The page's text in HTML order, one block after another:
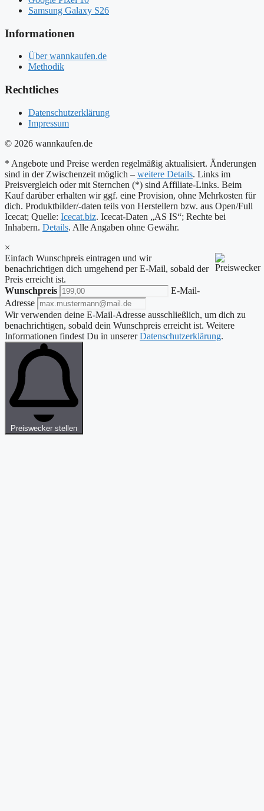
Samsung Galaxy S26
Informationen
Über wannkaufen.de
Methodik
Rechtliches
Datenschutzerklärung
Impressum
© 2026 wannkaufen.de
* Angebote und Preise werden regelmäßig aktualisiert. Änderungen
sind in der Zwischenzeit möglich – weitere Details. Links im
Preisvergleich oder mit Sternchen (*) sind Affiliate-Links. Beim
Kauf darüber erhalten wir ggf. eine Provision, ohne Mehrkosten für
dich. Produktbilder/-daten teils von Herstellern bzw. aus Open/Full
Icecat; Quelle: Icecat.biz. Icecat-Daten „AS IS“; Rechte bei
Inhabern. Details. Alle Angaben ohne Gewähr.
×
Einfach Wunschpreis eintragen und wir
benachrichtigen dich umgehend per E-Mail, sobald der
Preis erreicht ist.
Wunschpreis
E-Mail-
Adresse
Wir verwenden deine E-Mail-Adresse ausschließlich, um dich zu
benachrichtigen, sobald dein Wunschpreis erreicht ist. Weitere
Informationen findest Du in unsererDatenschutzerklärung.
Preiswecker stellen